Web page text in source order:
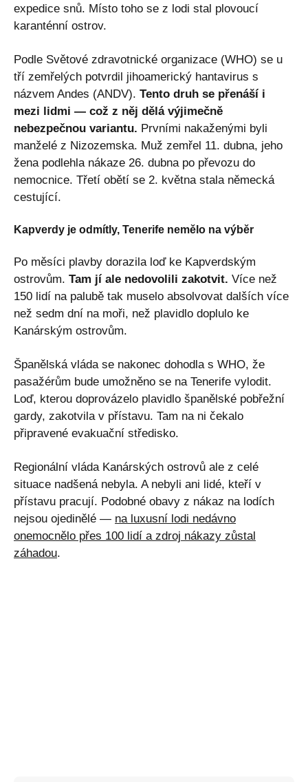
expedice snů. Místo toho se z lodi stal plovoucí
karanténní ostrov.
Podle Světové zdravotnické organizace (WHO) se u
tří zemřelých potvrdil jihoamerický hantavirus s
názvem Andes (ANDV). Tento druh se přenáší i
mezi lidmi — což z něj dělá výjimečně
nebezpečnou variantu. Prvními nakaženými byli
manželé z Nizozemska. Muž zemřel 11. dubna, jeho
žena podlehla nákaze 26. dubna po převozu do
nemocnice. Třetí obětí se 2. května stala německá
cestující.
Kapverdy je odmítly, Tenerife nemělo na výběr
Po měsíci plavby dorazila loď ke Kapverdským
ostrovům. Tam jí ale nedovolili zakotvit. Více než
150 lidí na palubě tak muselo absolvovat dalších více
než sedm dní na moři, než plavidlo doplulo ke
Kanárským ostrovům.
Španělská vláda se nakonec dohodla s WHO, že
pasažérům bude umožněno se na Tenerife vylodit.
Loď, kterou doprovázelo plavidlo španělské pobřežní
gardy, zakotvila v přístavu. Tam na ni čekalo
připravené evakuační středisko.
Regionální vláda Kanárských ostrovů ale z celé
situace nadšená nebyla. A nebyli ani lidé, kteří v
přístavu pracují. Podobné obavy z nákaz na lodích
nejsou ojedinělé — na luxusní lodi nedávno
onemocnělo přes 100 lidí a zdroj nákazy zůstal
záhadou.